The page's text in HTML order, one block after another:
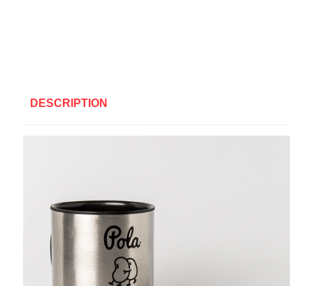
DESCRIPTION